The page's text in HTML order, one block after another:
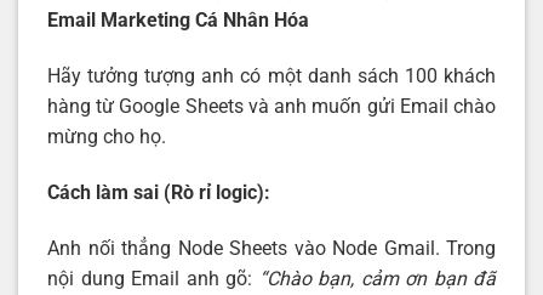
Email Marketing Cá Nhân Hóa
Hãy tưởng tượng anh có một danh sách 100 khách
hàng từ Google Sheets và anh muốn gửi Email chào
mừng cho họ.
Cách làm sai (Rò rỉ logic):
Anh nối thẳng Node Sheets vào Node Gmail. Trong
nội dung Email anh gõ: “Chào bạn, cảm ơn bạn đã